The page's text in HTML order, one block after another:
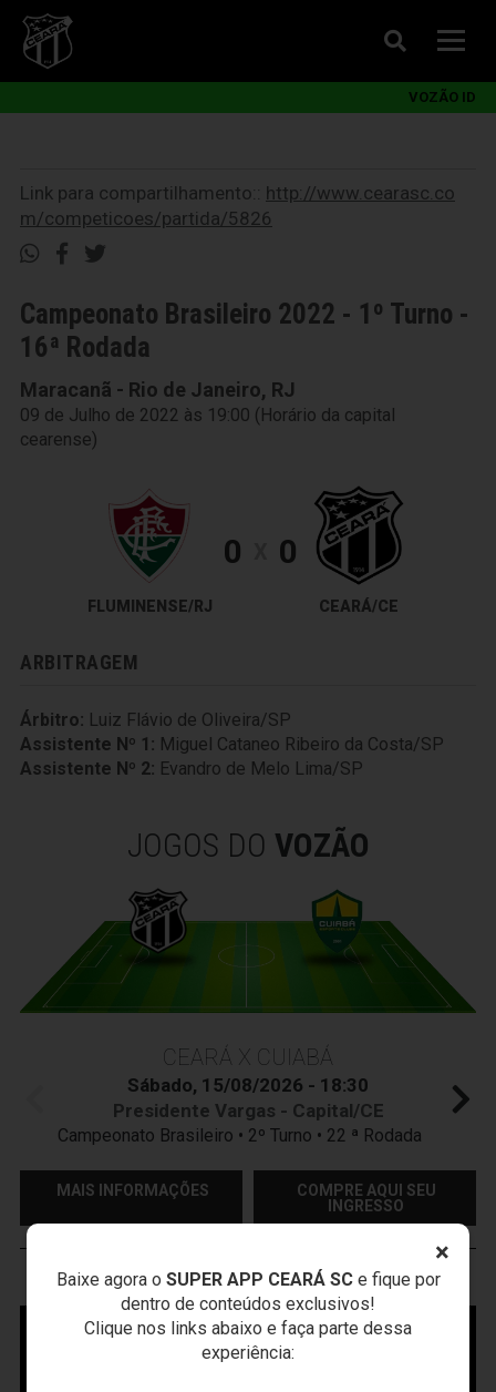
×
Baixe agora o SUPER APP CEARÁ SCe fique por
dentro de conteúdos exclusivos!
Clique nos links abaixo e faça parte dessa
experiência:
VOZÃO ID
Link para compartilhamento:: http://www.cearasc.co
m/competicoes/partida/5826
Campeonato Brasileiro 2022 - 1º Turno -
16ª Rodada
Maracanã - Rio de Janeiro, RJ
09 de Julho de 2022 às 19:00 (Horário da capital
cearense)
FLUMINENSE/RJ
0 0
CEARÁ/CE
ARBITRAGEM
Árbitro: Luiz Flávio de Oliveira/SP
Assistente Nº 1: Miguel Cataneo Ribeiro da Costa/SP
Assistente Nº 2: Evandro de Melo Lima/SP
JOGOS DO VOZÃO
CEARÁ X CUIABÁ
Sábado, 15/08/2026 - 18:30
Presidente Vargas - Capital/CE
Campeonato Brasileiro • 2º Turno • 22 ª Rodada
MAIS INFORMAÇÕES
COMPRE AQUI SEU
INGRESSO
VOZÃO TV